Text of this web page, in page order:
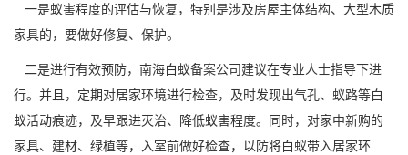
一是蚁害程度的评估与恢复，特别是涉及房屋主体结构、大型木质
家具的，要做好修复、保护。
二是进行有效预防，南海白蚁备案公司建议在专业人士指导下进
行。并且，定期对居家环境进行检查，及时发现出气孔、蚁路等白
蚁活动痕迹，及早跟进灭治、降低蚁害程度。同时，对家中新购的
家具、建材、绿植等，入室前做好检查，以防将白蚁带入居家环